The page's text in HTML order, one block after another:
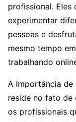
profissional.
experimentar
pessoas e
mesmo tempo
trabalhando
A importância
reside no fato de
os profissionais